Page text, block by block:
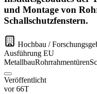
und Montage von
Schallschutzfenstern.
Hochbau /
Ausführung EU
MetallbauRohrrahmentüren
Veröffentlicht
vor 66T